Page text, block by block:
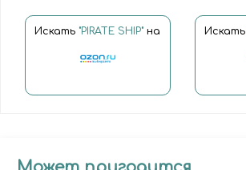
Искать "PIRATE SHIP" на Искать